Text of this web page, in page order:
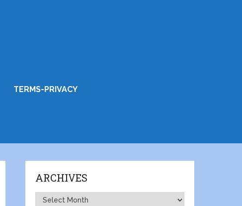
TERMS-PRIVACY
ARCHIVES
Archives